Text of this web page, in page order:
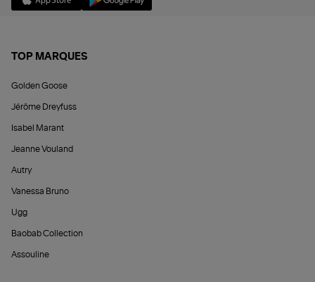
TOP MARQUES
Golden Goose
Jérôme Dreyfuss
Isabel Marant
Jeanne Vouland
Autry
Vanessa Bruno
Ugg
Baobab Collection
Assouline